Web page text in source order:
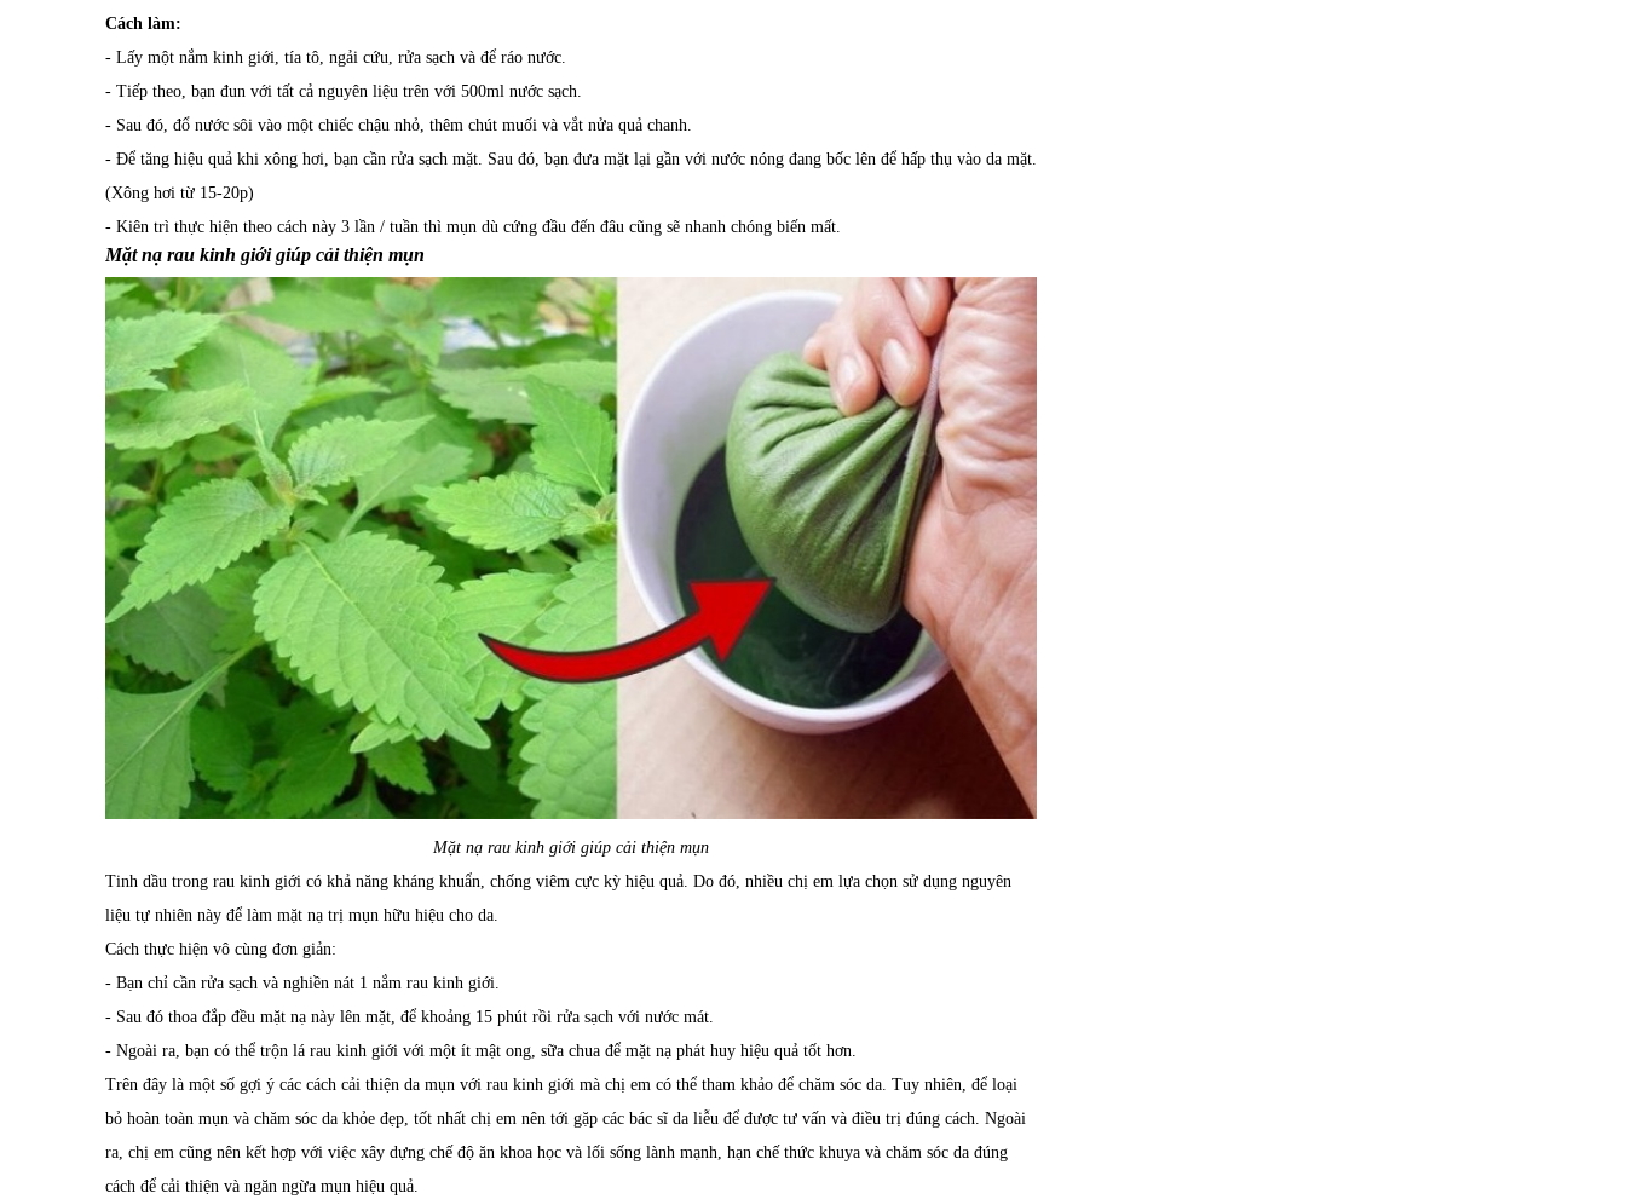
Cách làm:
- Lấy một nắm kinh giới, tía tô, ngải cứu, rửa sạch và để ráo nước.
- Tiếp theo, bạn đun với tất cả nguyên liệu trên với 500ml nước sạch.
- Sau đó, đổ nước sôi vào một chiếc chậu nhỏ, thêm chút muối và vắt nửa quả chanh.
- Để tăng hiệu quả khi xông hơi, bạn cần rửa sạch mặt. Sau đó, bạn đưa mặt lại gần với nước nóng đang bốc lên để hấp thụ vào da mặt.
(Xông hơi từ 15-20p)
- Kiên trì thực hiện theo cách này 3 lần / tuần thì mụn dù cứng đầu đến đâu cũng sẽ nhanh chóng biến mất.
Mặt nạ rau kinh giới giúp cải thiện mụn
Mặt nạ rau kinh giới giúp cải thiện mụn
Tinh dầu trong rau kinh giới có khả năng kháng khuẩn, chống viêm cực kỳ hiệu quả. Do đó, nhiều chị em lựa chọn sử dụng nguyên
liệu tự nhiên này để làm mặt nạ trị mụn hữu hiệu cho da.
Cách thực hiện vô cùng đơn giản:
- Bạn chỉ cần rửa sạch và nghiền nát 1 nắm rau kinh giới.
- Sau đó thoa đắp đều mặt nạ này lên mặt, để khoảng 15 phút rồi rửa sạch với nước mát.
- Ngoài ra, bạn có thể trộn lá rau kinh giới với một ít mật ong, sữa chua để mặt nạ phát huy hiệu quả tốt hơn.
Trên đây là một số gợi ý các cách cải thiện da mụn với rau kinh giới mà chị em có thể tham khảo để chăm sóc da. Tuy nhiên, để loại
bỏ hoàn toàn mụn và chăm sóc da khỏe đẹp, tốt nhất chị em nên tới gặp các bác sĩ da liễu để được tư vấn và điều trị đúng cách. Ngoài
ra, chị em cũng nên kết hợp với việc xây dựng chế độ ăn khoa học và lối sống lành mạnh, hạn chế thức khuya và chăm sóc da đúng
cách để cải thiện và ngăn ngừa mụn hiệu quả.